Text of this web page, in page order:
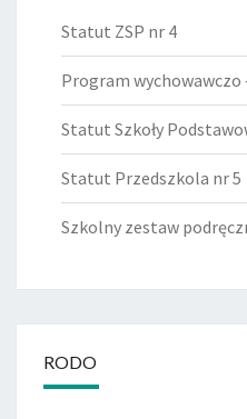
Statut ZSP nr 4
Program
Statut Szkoły
Statut Przedszkola nr 5
Szkolny zestaw
RODO